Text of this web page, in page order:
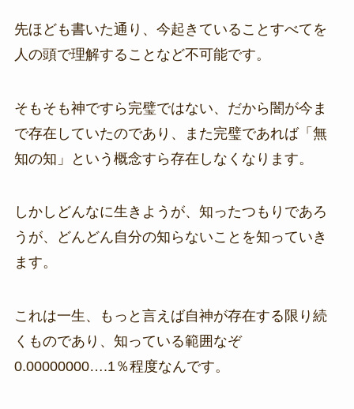
先ほども書いた通り、今起きていることすべてを
人の頭で理解することなど不可能です。
そもそも神ですら完璧ではない、だから闇が今ま
で存在していたのであり、また完璧であれば「無
知の知」という概念すら存在しなくなります。
しかしどんなに生きようが、知ったつもりであろ
うが、どんどん自分の知らないことを知っていき
ます。
これは一生、もっと言えば自神が存在する限り続
くものであり、知っている範囲なぞ
0.00000000….1％程度なんです。